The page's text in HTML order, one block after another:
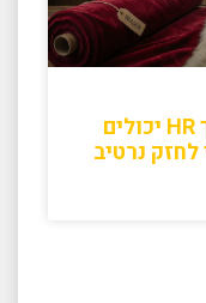
סנטה הוא רק התירוץ: איך HR יכולים
לחזק נרטיב